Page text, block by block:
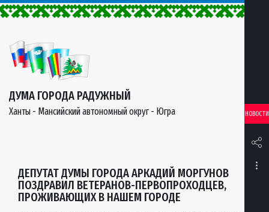
ДУМА ГОРОДА РАДУЖНЫЙ
Ханты - Мансийский автономный округ - Югра НОВОСТИ
ДЕПУТАТ ДУМЫ ГОРОДА АРКАДИЙ МОРГУНОВ
ПОЗДРАВИЛ ВЕТЕРАНОВ-ПЕРВОПРОХОДЦЕВ,
ПРОЖИВАЮЩИХ В НАШЕМ ГОРОДЕ